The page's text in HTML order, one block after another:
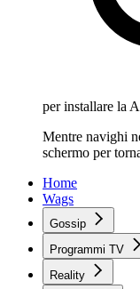
per installare la
Mentre navighi
schermo per
Home
Wags
Gossip
Programmi TV
Reality